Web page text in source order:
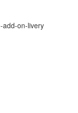
add-on-livery